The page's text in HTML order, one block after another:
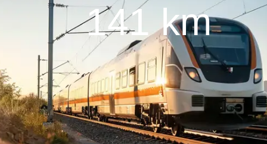
141 km